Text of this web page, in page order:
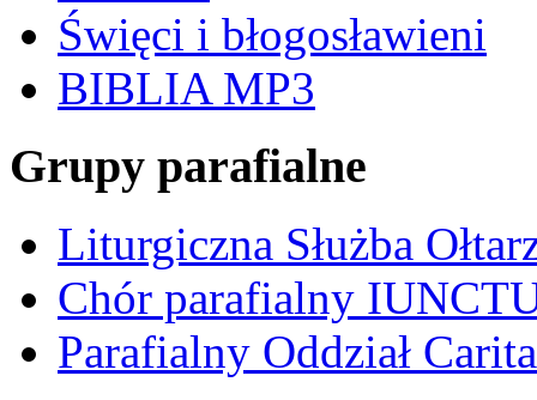
Święci i błogosławieni
BIBLIA MP3
Grupy parafialne
Liturgiczna Służba
Chór parafialny
Parafialny Oddział